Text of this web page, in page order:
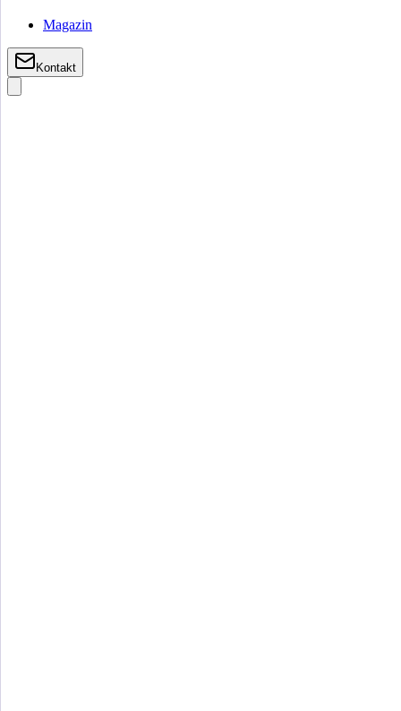
Magazin
Kontakt